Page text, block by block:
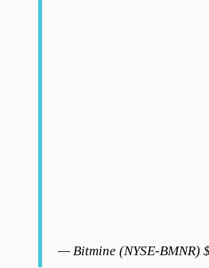
— Bitmine (NYSE-BMNR)